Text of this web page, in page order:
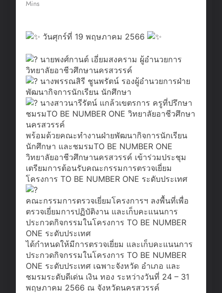
เชิญทุกท่านร่วมงาน “ตลาดนัด
สร้างสรรค์ (Creative
Marketplace)” พบกับสินค้า
สร้างสรรค์ อาหาร เครื่องดื่ม
และผลงานของนักเรียน
นักศึกษา ที่เกิดจากการลงมือ
ปฏิบัติจริง ฝึกทักษะการเป็นผู้
ประกอบการ การตลาด และ
พิธีมอบเกียรติบัตรให้แก่
นักเรียน นักศึกษา ที่เข้าร่วม
การแข่งขัน Cold Chain
Champion 2026 ระดับ
ภูมิภาค ภาคเหนือ
3 Weeks Ago
ชมรม TO BE NUMBER ONE
วิทยาลัยอาชีวศึกษา
นครสวรรค์ ร่วมจัดบูธ
นิทรรศการ และเข้าร่วมการ
ประกวดการนำเสนอผลการ
ดำเนินงานของชมรม TO BE
NUMBER ONE ในงาน
มหกรรมรวมพลสมาชิก TO
BE NUMBER ONE ประจำปี
3 Weeks Ago
Mins
วันศุกร์ที่ 19 พฤษภาคม 2566
นายพงศ์กานต์ เอี่ยมสงคราม ผู้อำนวยการ
วิทยาลัยอาชีวศึกษานครสวรรค์
นางพรรณสิรี ชูนพรัตน์ รองผู้อำนวยการฝ่าย
พัฒนากิจการนักเรียน นักศึกษา
นางสาวนารีรัตน์ แกล้วเขตรการ ครูที่ปรึกษา
ชมรมTO BE NUMBER ONE วิทยาลัยอาชีวศึกษา
นครสวรรค์
พร้อมด้วยคณะทำงานฝ่ายพัฒนากิจการนักเรียน
นักศึกษา และชมรมTO BE NUMBER ONE
วิทยาลัยอาชีวศึกษานครสวรรค์ เข้าร่วมประชุม
เตรียมการต้อนรับคณะกรรมการตรวจเยี่ยม
โครงการ TO BE NUMBER ONE ระดับประเทศ
คณะกรรมการตรวจเยี่ยมโครงการฯ ลงพื้นที่เพื่อ
ตรวจเยี่ยมการปฏิบัติงาน และเก็บคะแนนการ
ประกวดกิจกรรมในโครงการ TO BE NUMBER
ONE ระดับประเทศ
ได้กำหนดให้มีการตรวจเยี่ยม และเก็บคะแนนการ
ประกวดกิจกรรมในโครงการ TO BE NUMBER
ONE ระดับประเทศ เฉพาะจังหวัด อำเภอ และ
ชมรมระดับดีเด่น เงิน ทอง ระหว่างวันที่ 24 – 31
พฤษภาคม 2566 ณ จังหวัดนครสวรรค์